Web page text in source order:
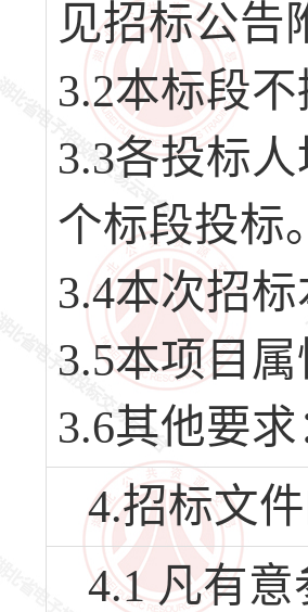
见招标公告
3.2本标段
3.3各投标
个标段投标。
3.4本次招
3.5本项目
3.6其他要求
4.招标文
4.1 凡有